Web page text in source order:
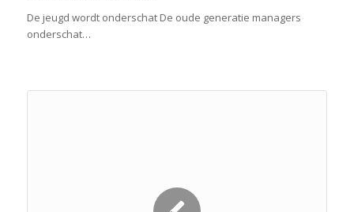
De jeugd wordt onderschat De oude generatie managers
onderschat…